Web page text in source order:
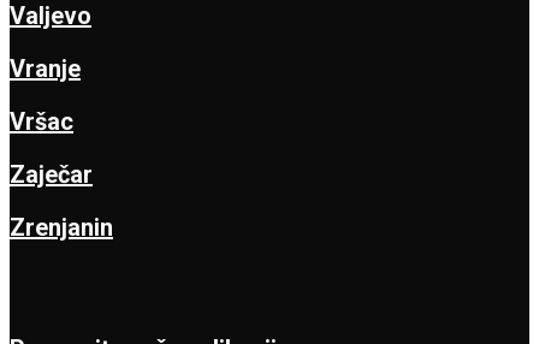
Valjevo
Vranje
Vršac
Zaječar
Zrenjanin